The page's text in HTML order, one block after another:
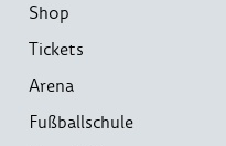
Shop
Tickets
Arena
Fußballschule